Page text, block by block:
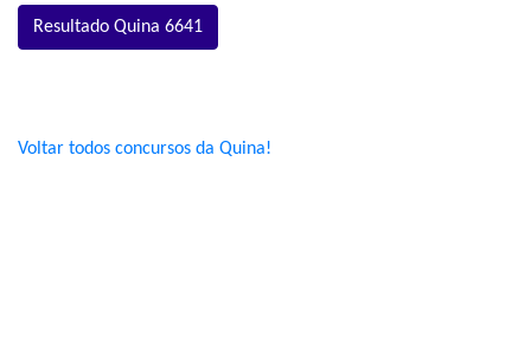
Resultado Quina 6641
Voltar todos concursos da Quina!